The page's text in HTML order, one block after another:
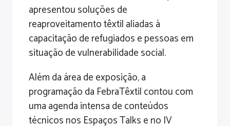
apresentou soluções de
reaproveitamento têxtil aliadas à
capacitação de refugiados e pessoas em
situação de vulnerabilidade social.
Além da área de exposição, a
programação da FebraTêxtil contou com
uma agenda intensa de conteúdos
técnicos nos Espaços Talks e no IV